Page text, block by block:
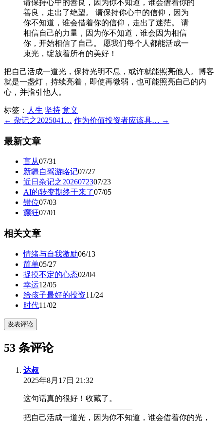
请保持心中的善良，因为你不知道，谁会借着你的
善良，走出了绝望。 请保持你心中的信仰，因为
你不知道，谁会借着你的信仰，走出了迷茫。 请
相信自己的力量，因为你不知道，谁会因为相信
你，开始相信了自己。 愿我们每个人都能活成一
束光，绽放着所有的美好！
把自己活成一道光，保持光明不息，或许就能照亮他人。博客
就是一盏灯，持续亮着，即使再微弱，也可能照亮自己的内
心，并指引他人。
标签： 人生 坚持 意义
← 杂记之2025041… 作为价值投资者应该具… →
最新文章
盲从07/31
新疆自驾游略记07/27
近日杂记之2026072307/23
AI的转变期终于来了07/05
错位07/03
癫狂07/01
相关文章
情绪与自我激励06/13
简单05/27
捉摸不定的心态02/04
幸运12/05
给孩子最好的投资11/24
时代11/02
发表评论
53 条评论
达叔
2025年8月17日 21:32
这句话真的很好！收藏了。
——————————————
把自己活成一道光，因为你不知道，谁会借着你的光，